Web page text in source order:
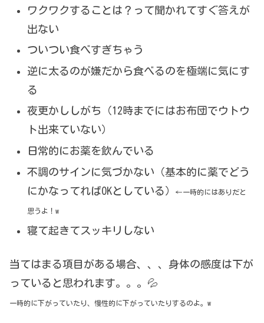
ワクワクすることは？って聞かれてすぐ答えが
出ない
ついつい食べすぎちゃう
逆に太るのが嫌だから食べるのを極端に気にす
る
夜更かししがち（12時までにはお布団でウトウ
ト出来ていない）
日常的にお薬を飲んでいる
不調のサインに気づかない（基本的に薬でどう
にかなってればOKとしている）
←一時的にはありだと
思うよ！w
寝て起きてスッキリしない
当てはまる項目がある場合、、、身体の感度は下が
っていると思われます。。。💦
一時的に下がっていたり、慢性的に下がっていたりするのよ。w